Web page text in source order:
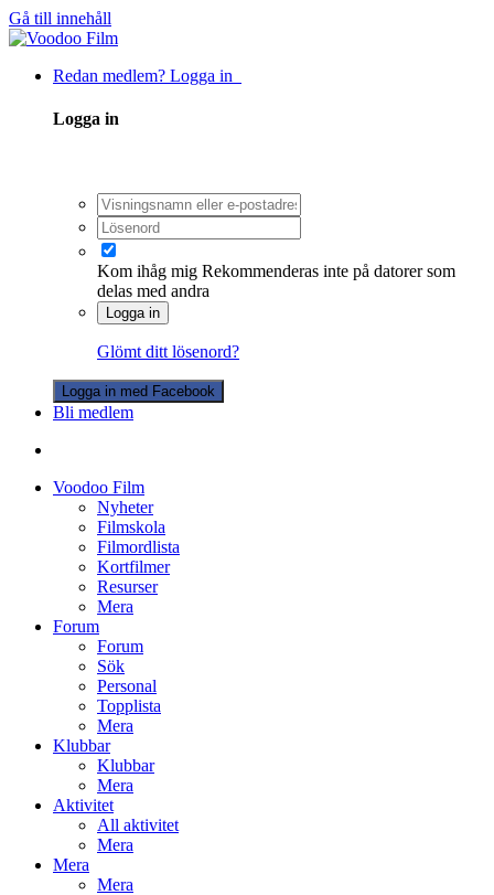
Gå till innehåll
Redan medlem? Logga in
Logga in
Kom ihåg mig Rekommenderas inte på datorer som
delas med andra
Logga in
Glömt ditt lösenord?
Logga in med Facebook
Bli medlem
Voodoo Film
Nyheter
Filmskola
Filmordlista
Kortfilmer
Resurser
Mera
Forum
Forum
Sök
Personal
Topplista
Mera
Klubbar
Klubbar
Mera
Aktivitet
All aktivitet
Mera
Mera
Mera